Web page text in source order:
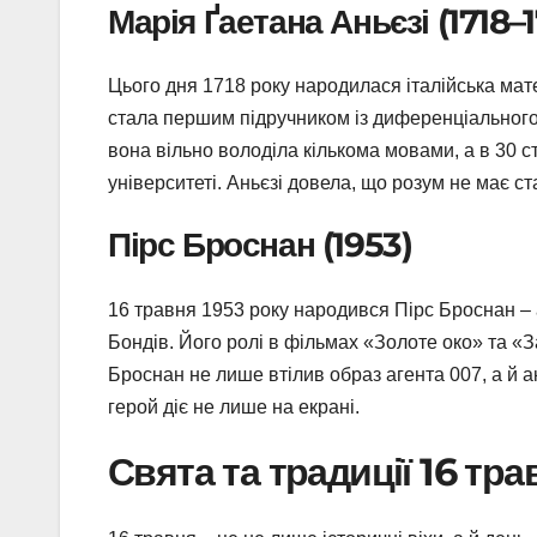
Марія Ґаетана Аньєзі
Цього дня 1718 року народилася італійська
стала першим підручником із
вона вільно володіла кількома мовами, а в
університеті. Аньєзі довела, що розум не має
Пірс Броснан (1953)
16 травня 1953 року народився Пірс Броснан –
Бондів. Його ролі в фільмах «Золоте око» та
Броснан не лише втілив образ агента 007, а й
герой діє не лише на екрані.
Свята та традиції 16